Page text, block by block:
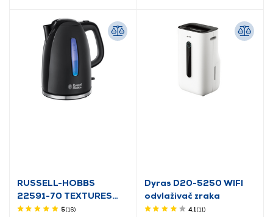
RUSSELL-HOBBS
22591-70 TEXTURES
PLUS KUHALO ZA VODU
5(16)
Dyras D20-5250 WIFI
odvlaživač zraka
4.1(11)